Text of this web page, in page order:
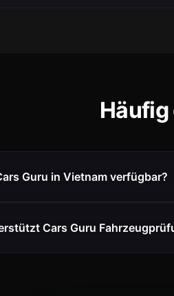
Guru in Vietnam verfügbar?
Cars Guru